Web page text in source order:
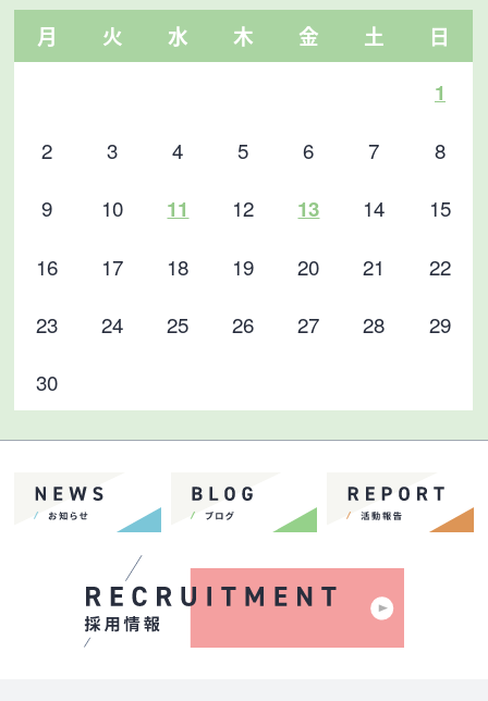
月
火 水 木 金 土 日
1
2
3 4 5 6 7
8
9
10 11 12 13 14
15
16
17 18 19 20 21
22
23
24 25 26 27 28
29
30